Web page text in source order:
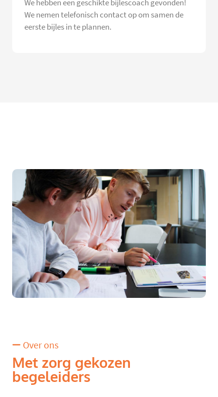
We hebben een geschikte bijlescoach gevonden!
We nemen telefonisch contact op om samen de
eerste bijles in te plannen.
Over ons
Met zorg gekozen
begeleiders